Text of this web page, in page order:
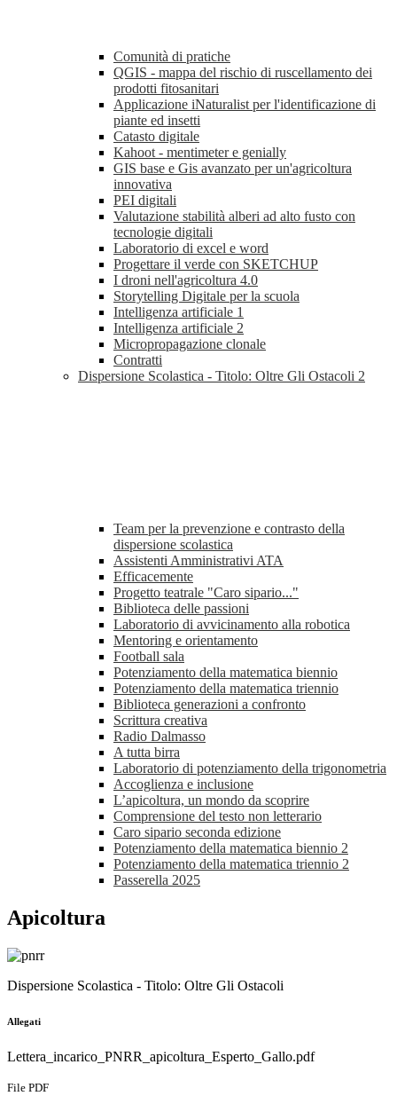
Comunità di pratiche
QGIS - mappa del rischio di ruscellamento dei
prodotti fitosanitari
Applicazione iNaturalist per l'identificazione di
piante ed insetti
Catasto digitale
Kahoot - mentimeter e genially
GIS base e Gis avanzato per un'agricoltura
innovativa
PEI digitali
Valutazione stabilità alberi ad alto fusto con
tecnologie digitali
Laboratorio di excel e word
Progettare il verde con SKETCHUP
I droni nell'agricoltura 4.0
Storytelling Digitale per la scuola
Intelligenza artificiale 1
Intelligenza artificiale 2
Micropropagazione clonale
Contratti
Dispersione Scolastica - Titolo: Oltre Gli Ostacoli 2
Team per la prevenzione e contrasto della
dispersione scolastica
Assistenti Amministrativi ATA
Efficacemente
Progetto teatrale "Caro sipario..."
Biblioteca delle passioni
Laboratorio di avvicinamento alla robotica
Mentoring e orientamento
Football sala
Potenziamento della matematica biennio
Potenziamento della matematica triennio
Biblioteca generazioni a confronto
Scrittura creativa
Radio Dalmasso
A tutta birra
Laboratorio di potenziamento della trigonometria
Accoglienza e inclusione
L’apicoltura, un mondo da scoprire
Comprensione del testo non letterario
Caro sipario seconda edizione
Potenziamento della matematica biennio 2
Potenziamento della matematica triennio 2
Passerella 2025
Apicoltura
Dispersione Scolastica - Titolo: Oltre Gli Ostacoli
Allegati
Lettera_incarico_PNRR_apicoltura_Esperto_Gallo.pdf
File PDF